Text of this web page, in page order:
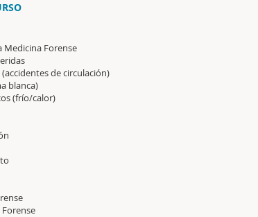
Medicina Forense
de circulación)
blanca)
(frío/calor)